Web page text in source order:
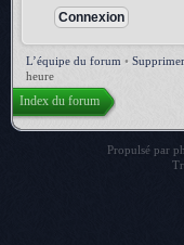
L’équipe du forum •
heure
Index du forum
Propulsé par